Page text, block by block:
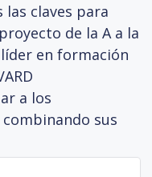
claves para
de la A a la
líder en formación
a los
sus